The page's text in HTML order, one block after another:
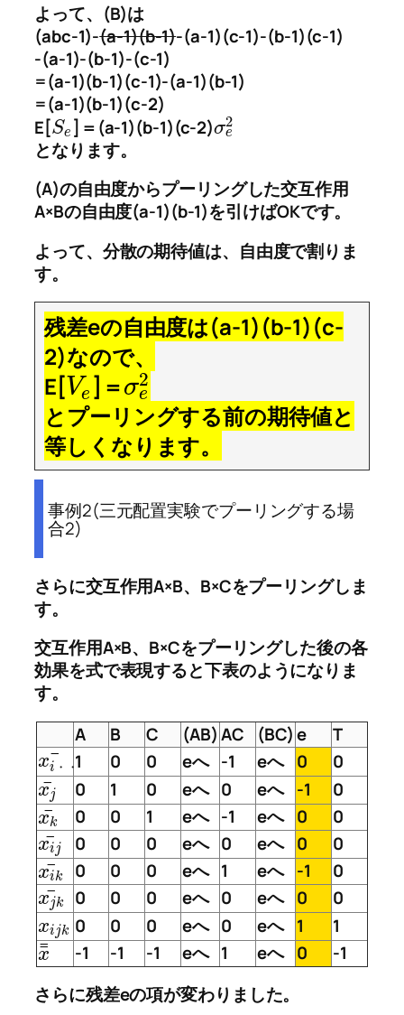
よって、(B)は
(abc-1)-(a-1)(b-1)-(a-1)(c-1)-(b-1)(c-1)
-(a-1)-(b-1)-(c-1)
=(a-1)(b-1)(c-1)-(a-1)(b-1)
=(a-1)(b-1)(c-2)
E[Se ]＝(a-1)(b-1)(c-2)σ2
e
となります。
(A)の自由度からプーリングした交互作用
A×Bの自由度(a-1)(b-1)を引けばOKです。
よって、分散の期待値は、自由度で割りま
す。
残差eの自由度は(a-1)(b-1)(c-
2)なので、
E[Ve ]＝σ2
e
とプーリングする前の期待値と
等しくなります。
事例2(三元配置実験でプーリングする場
合2)
さらに交互作用A×B、B×Cをプーリングしま
す。
交互作用A×B、B×Cをプーリングした後の各
効果を式で表現すると下表のようになりま
す。
A
B C (AB)AC (BC)e T
xi ・ ・
¯ 1 0 0 eへ -1 eへ 0 0
xj
¯ 0 1 0 eへ 0 eへ -1 0
xk
¯ 0 0 1 eへ -1 eへ 0 0
xij
¯ 0 0 0 eへ 0 eへ 0 0
xik
¯ 0 0 0 eへ 1 eへ -1 0
xjk
¯ 0 0 0 eへ 0 eへ 0 0
xijk 0 0 0 eへ 0 eへ 1 1
x
¯
¯ -1 -1 -1 eへ 1 eへ 0
-1
さらに残差eの項が変わりました。